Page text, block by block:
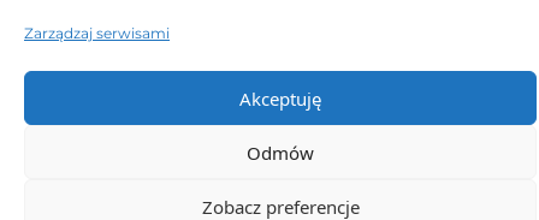
Zarządzaj serwisami
Akceptuję
Odmów
Zobacz preferencje